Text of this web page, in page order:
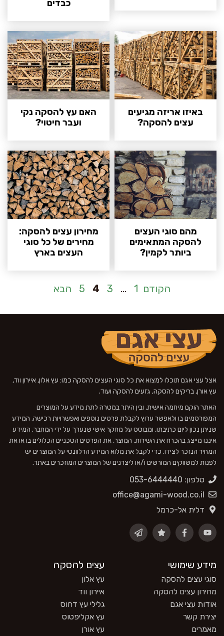
כבדים
באיזו אריזה מגיעים
עצים להסקה?
האם עץ להסקה נקי
ועבר חיטוי?
מהם סוגי העצים
להסקה המתאימים
ביותר לקמין?
מחירון עצים להסקה:
מחירים של כל סוגי
העצים בארץ
הקודם 1
…
3 עמוד
4
5 הבא
אצל עצי אגם תוכלו למצוא את כל סוגי העצים להסקה כמו: עץ אלון, איירון ווד,
עץ אורן, בריקים להסקה, גזעים להסקה ועוד.
האתר הוקם מיוזמה אישית, ובין היתר במטרה לתת מידע על המוצרים
המפורסמים בו ולאפשר ערוץ לקבלת פרטים נוספים ואפשרויות רכישה. המידע
שניתן נכון ליום כתיבתו, ומבוסס על מחקר אישי שנערך על ידי המחבר. המידע
איננו מייצג בהכרח את השירות, המוצר, את הפרטים הטכניים הכלולים בו או את
המחיר הנזכר לצידו. כדי לקבל את מלוא המידע הרלוונטי על המוצרים יש
לפנות למשווקים המורשים ו/או ליצרנים של המוצרים המוזכרים באתר.
טלפון: 053-6444440
office@agami-wood.co.il
דלית אל-כרמל
מידע שימושי
סוגי עצים להסקה
מחירון עצים להסקה
אודות עצי אגם
יצירת קשר
מאמרים
עצים להסקה
עץ אלון
איירון ווד
גלילי עץ דחוס
עץ אקליפטוס
עץ אורן